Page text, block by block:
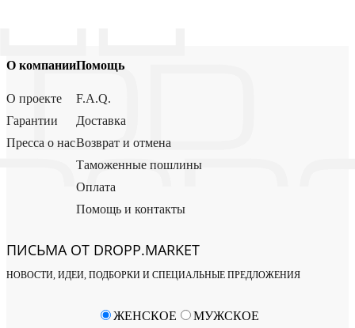
О компании
О проекте
Гарантии
Пресса о нас
Помощь
F.A.Q.
Доставка
Возврат и отмена
Таможенные пошлины
Оплата
Помощь и контакты
ПИСЬМА ОТ DROPP.MARKET
НОВОСТИ, ИДЕИ, ПОДБОРКИ И СПЕЦИАЛЬНЫЕ ПРЕДЛОЖЕНИЯ
ЖЕНСКОЕ МУЖСКОЕ